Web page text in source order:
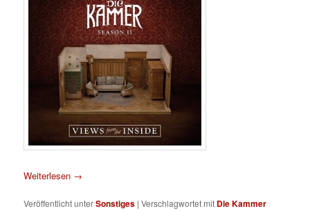
Weiterlesen →
Veröffentlicht unterSonstiges |Verschlagwortet mit Die Kammer